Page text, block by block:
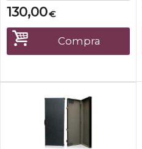
della custodia è resistente e
ben strutturata.Ottimo il
rapporto qualità/prezzo.
CUSTODIA RIGIDA PLASTIC
CORNERS PER NOVATION
SummitDim...
€
130,00
Compra